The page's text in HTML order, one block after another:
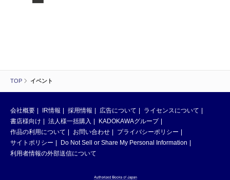
TOP イベント
会社概要 IR情報 採用情報 広告について
ライセンスについて
書店様向け
法人様一括購入
KADOKAWAグループ
作品の利用について
お問い合わせ
プライバシーポリシー
サイトポリシー
Do Not Sell or Share My Personal Information
利用者情報の外部送信について